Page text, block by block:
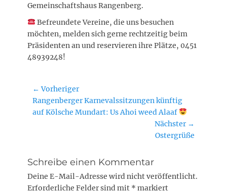
Gemeinschaftshaus Rangenberg.
Befreundete Vereine, die uns besuchen
möchten, melden sich gerne rechtzeitig beim
Präsidenten an und reservieren ihre Plätze, 0451
48939248!
Beitragsnavigation
← Vorheriger
Vorheriger
Beitrag:
Rangenberger Karnevalssitzungen künftig
auf Kölsche Mundart: Us Ahoi weed Alaaf
Nächster →
Ostergrüße
Schreibe einen Kommentar
Deine E-Mail-Adresse wird nicht veröffentlicht.
Erforderliche Felder sind mit * markiert